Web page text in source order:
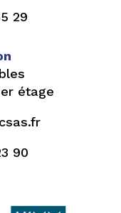
29
étage
90